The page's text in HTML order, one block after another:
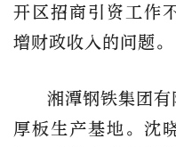
开区招商引资工作
增财政收入的问题。
湘潭钢铁集团
厚板生产基地。沈